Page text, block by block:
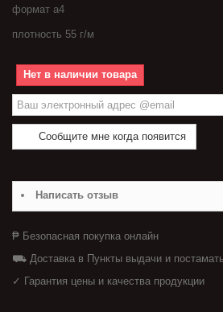
формат а4
плотность 55 г/м
Нет в наличии товара
Сообщите мне когда появится
Написать отзыв
₱ Безопасная покупка онлайн
⛟ Доставка в Пункты выдачи и
✓ Гарантия цены и качества продукции